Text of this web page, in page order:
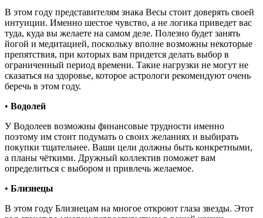
В этом году представителям знака Весы стоит доверять своей
интуиции. Именно шестое чувство, а не логика приведет вас
туда, куда вы желаете на самом деле. Полезно будет занять
йогой и медитацией, поскольку вполне возможны некоторые
препятствия, при которых вам придется делать выбор в
ограниченный период времени. Такие нагрузки не могут не
сказаться на здоровье, которое астрологи рекомендуют очень
беречь в этом году.
• Водолей
У Водолеев возможны финансовые трудности именно
поэтому им стоит подумать о своих желаниях и выбирать
покупки тщательнее. Ваши цели должны быть конкретными,
а планы чёткими. Дружный коллектив поможет вам
определиться с выбором и привлечь желаемое.
• Близнецы
В этом году Близнецам на многое откроют глаза звезды. Этот